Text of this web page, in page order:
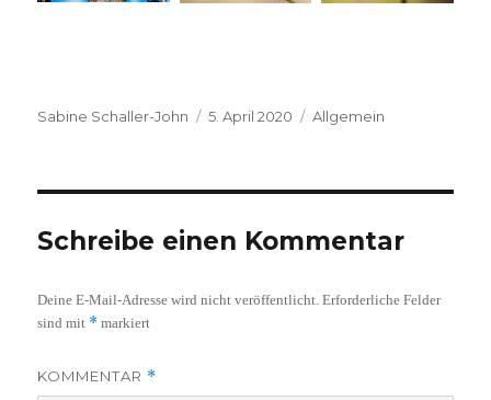
Autor
Sabine Schaller-John
Veröffentlicht
5. April 2020 Kategorien
Allgemein
Schreibe einen Kommentar
Deine E-Mail-Adresse wird nicht veröffentlicht. Erforderliche Felder
sind mit * markiert
KOMMENTAR *